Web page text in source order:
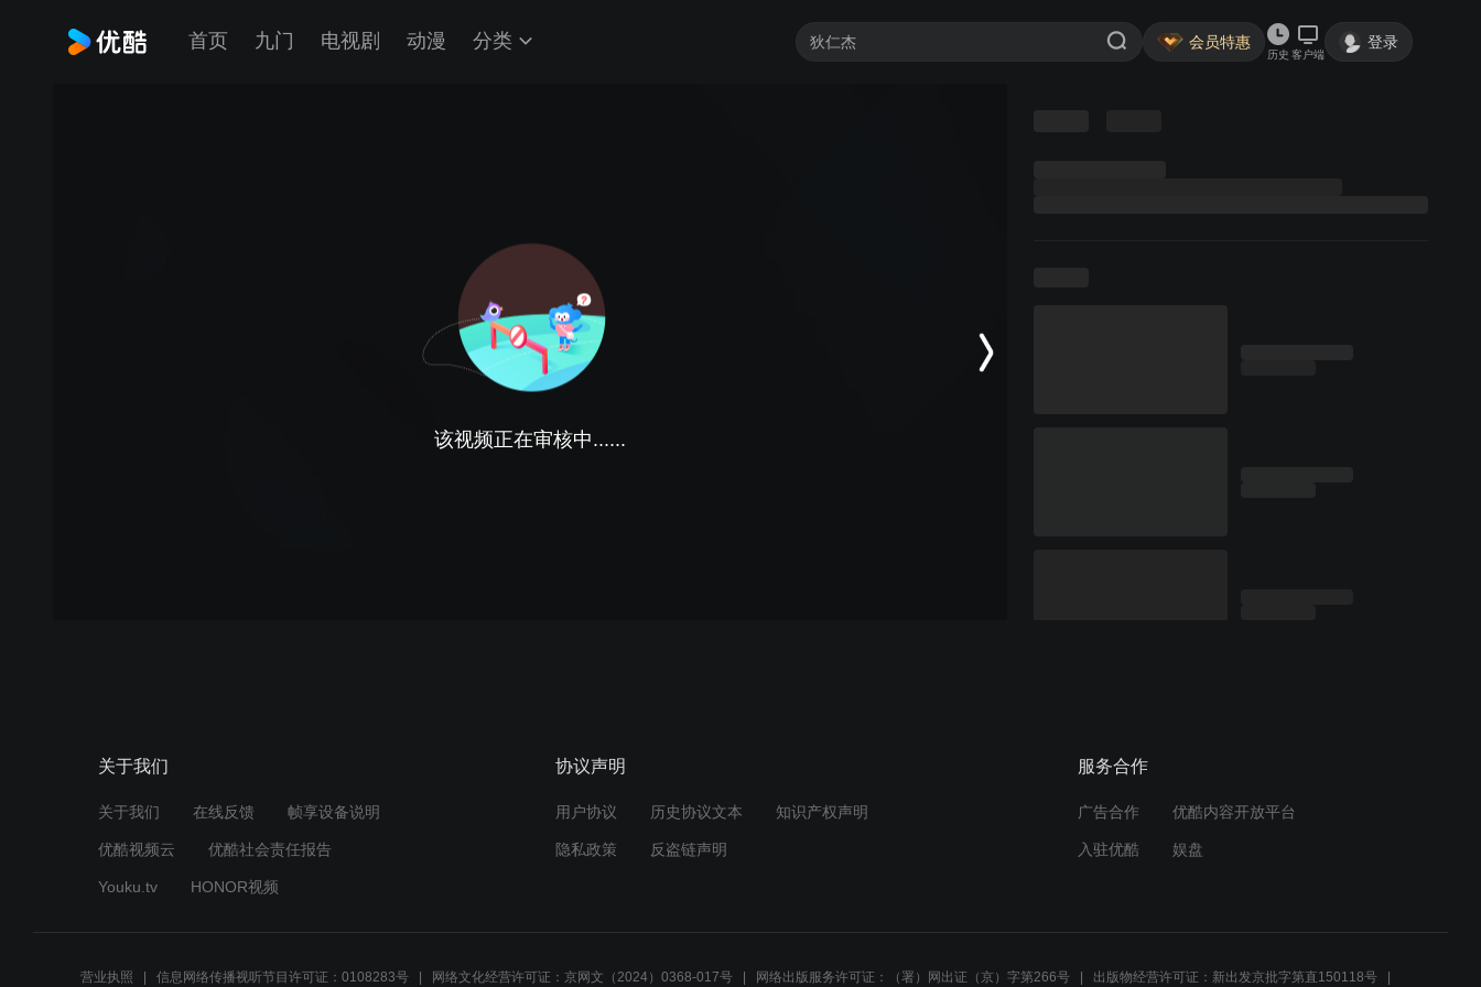
首页 九门 电视剧 动漫 分类 会员特惠
历史 客户端
登录
该视频正在审核中......
关于我们
关于我们 在线反馈 帧享设备说明
优酷视频云 优酷社会责任报告
Youku.tv HONOR视频
协议声明
用户协议 历史协议文本 知识产权声明
隐私政策 反盗链声明
服务合作
广告合作 优酷内容开放平台
入驻优酷 娱盘
营业执照 信息网络传播视听节目许可证：0108283号 网络文化经营许可证：京网文（2024）0368-017号 网络出版服务许可证：（署）网出证（京）字第266号 出版物经营许可证：新出发京批字第直150118号